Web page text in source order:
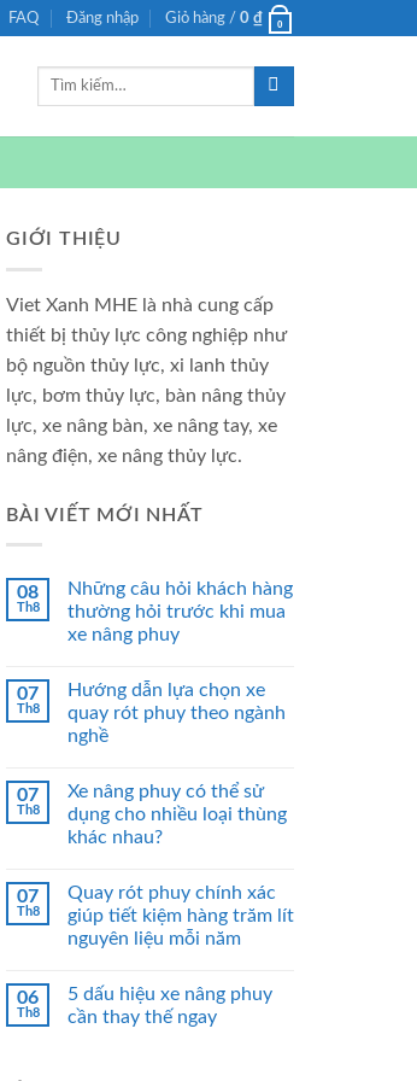
FAQ Đăng nhập Giỏ hàng / 0 ₫ 0
Tìm
GIỚI THIỆU
Viet Xanh MHE là nhà cung cấp
thiết bị thủy lực công nghiệp như
bộ nguồn thủy lực, xi lanh thủy
lực, bơm thủy lực, bàn nâng thủy
lực, xe nâng bàn, xe nâng tay, xe
nâng điện, xe nâng thủy lực.
BÀI VIẾT MỚI NHẤT
08
Th8
Những câu hỏi khách hàng
thường hỏi trước khi mua
xe nâng phuy
07
Th8
Hướng dẫn lựa chọn xe
quay rót phuy theo ngành
nghề
07
Th8
Xe nâng phuy có thể sử
dụng cho nhiều loại thùng
khác nhau?
07
Th8
Quay rót phuy chính xác
giúp tiết kiệm hàng trăm lít
nguyên liệu mỗi năm
06
Th8
5 dấu hiệu xe nâng phuy
cần thay thế ngay